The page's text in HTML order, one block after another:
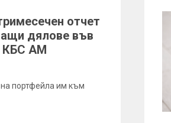
отчет
дялове във
КБС АМ
портфейла им към